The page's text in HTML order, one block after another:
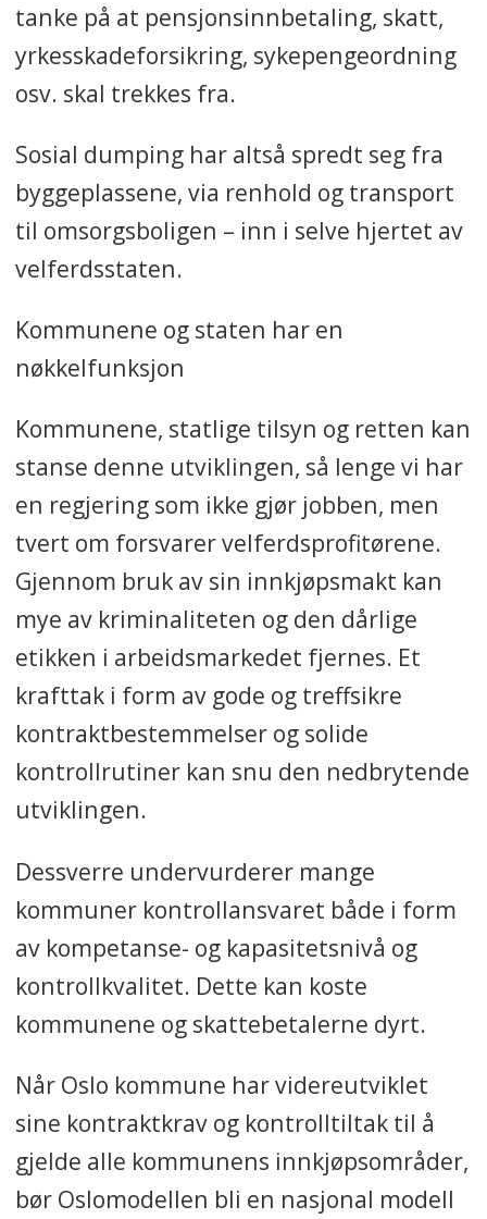
tanke på at pensjonsinnbetaling, skatt,
yrkesskadeforsikring, sykepengeordning
osv. skal trekkes fra.
Sosial dumping har altså spredt seg fra
byggeplassene, via renhold og transport
til omsorgsboligen – inn i selve hjertet av
velferdsstaten.
Kommunene og staten har en
nøkkelfunksjon
Kommunene, statlige tilsyn og retten kan
stanse denne utviklingen, så lenge vi har
en regjering som ikke gjør jobben, men
tvert om forsvarer velferdsprofitørene.
Gjennom bruk av sin innkjøpsmakt kan
mye av kriminaliteten og den dårlige
etikken i arbeidsmarkedet fjernes. Et
krafttak i form av gode og treffsikre
kontraktbestemmelser og solide
kontrollrutiner kan snu den nedbrytende
utviklingen.
Dessverre undervurderer mange
kommuner kontrollansvaret både i form
av kompetanse- og kapasitetsnivå og
kontrollkvalitet. Dette kan koste
kommunene og skattebetalerne dyrt.
Når Oslo kommune har videreutviklet
sine kontraktkrav og kontrolltiltak til å
gjelde alle kommunens innkjøpsområder,
bør Oslomodellen bli en nasjonal modell